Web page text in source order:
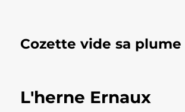
Cozette vide sa plume
L'herne Ernaux